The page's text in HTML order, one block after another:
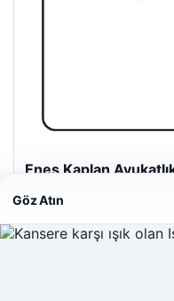
Enes Kaplan
Göz Atın